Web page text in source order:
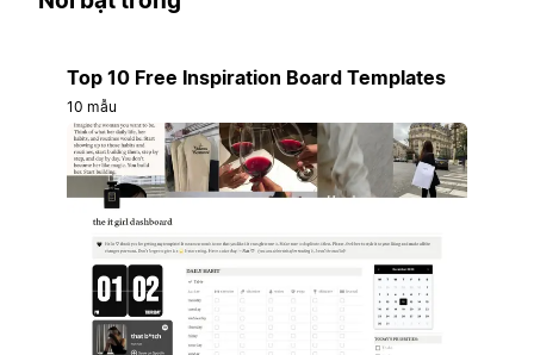
Top 10 Free Inspiration Board Templates
10 mẫu